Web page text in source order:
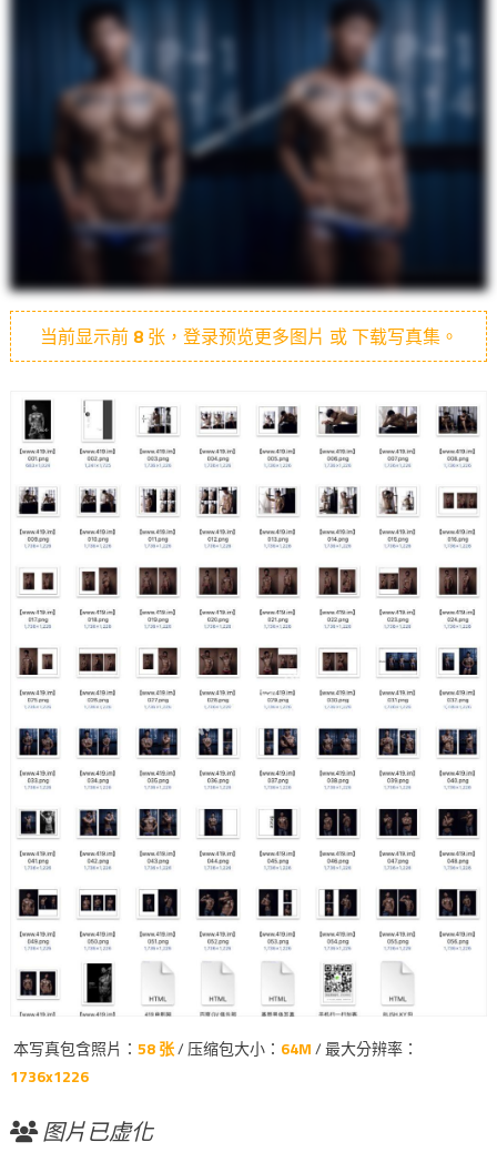
当前显示前 8张，登录预览更多图片 或 下载写真集。
本写真包含照片： 58 张/ 压缩包大小： 64M/ 最大分辨率：
1736x1226
图片已虚化